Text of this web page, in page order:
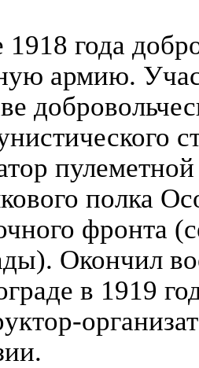
1918 года
армию.
полка
фронта
Окончил
в 1919